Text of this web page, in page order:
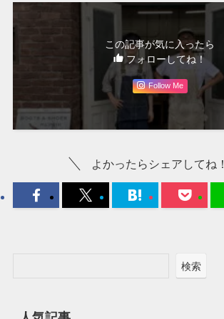
この記事が気に入ったら
フォローしてね！
Follow Me
よかったらシェアしてね！
検索